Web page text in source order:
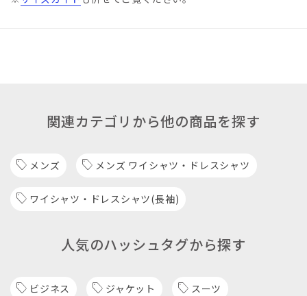
関連カテゴリから他の商品を探す
メンズ メンズ ワイシャツ・ドレスシャツ
ワイシャツ・ドレスシャツ(長袖)
人気のハッシュタグから探す
ビジネス ジャケット スーツ